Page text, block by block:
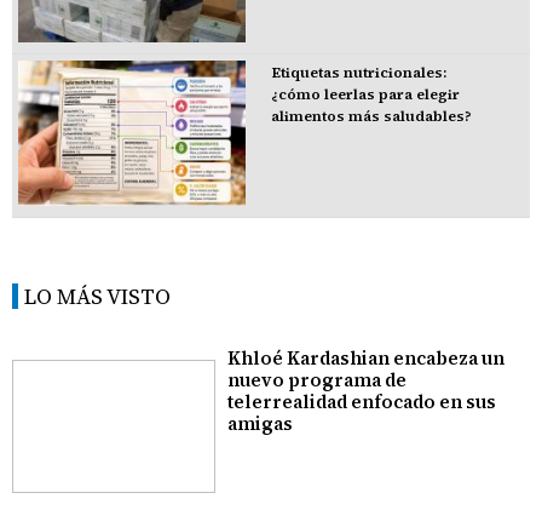
Etiquetas nutricionales:
¿cómo leerlas para elegir
alimentos más saludables?
LO MÁS VISTO
Khloé Kardashian encabeza un
nuevo programa de
telerrealidad enfocado en sus
amigas